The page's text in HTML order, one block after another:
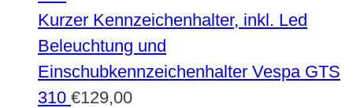
Kurzer Kennzeichenhalter, inkl. Led
Beleuchtung und
Einschubkennzeichenhalter Vespa GTS
310 €129,00